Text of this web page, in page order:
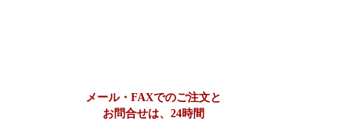
メール・FAXでのご注文と
お問合せは、24時間